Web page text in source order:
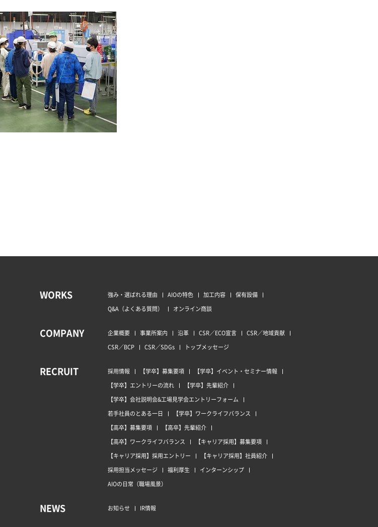
WORKS 強み・選ばれる理由 AIOの特色 加工内容
保有設備
Q&A（よくある質問）
オンライン商談
COMPANY 企業概要 事業所案内 沿革 CSR／ECO宣言
CSR／地域貢献
CSR／BCP
CSR／SDGs トップメッセージ
RECRUIT 採用情報 【学卒】募集要項
【学卒】イベント・セミナー情報
【学卒】エントリーの流れ
【学卒】先輩紹介
【学卒】会社説明会&工場見学会エントリーフォーム
若手社員のとある一日
【学卒】ワークライフバランス
【高卒】募集要項
【高卒】先輩紹介
【高卒】ワークライフバランス
【キャリア採用】募集要項
【キャリア採用】採用エントリー
【キャリア採用】社員紹介
採用担当メッセージ
福利厚生
インターンシップ
AIOの日常（職場風景）
NEWS お知らせ IR情報